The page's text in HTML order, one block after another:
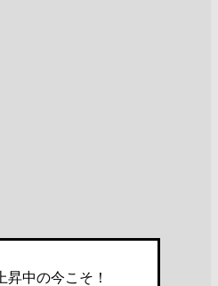
昇中の今こそ！